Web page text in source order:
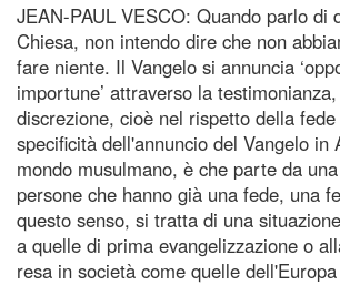
JEAN-PAUL VESCO: Quando parlo di
Chiesa, non intendo dire che non
fare niente. Il Vangelo si annuncia
importune’ attraverso la
discrezione, cioè nel rispetto della
specificità dell'annuncio del Vangelo in
mondo musulmano, è che parte da
persone che hanno già una fede, una
questo senso, si tratta di una
a quelle di prima evangelizzazione o
resa in società come quelle